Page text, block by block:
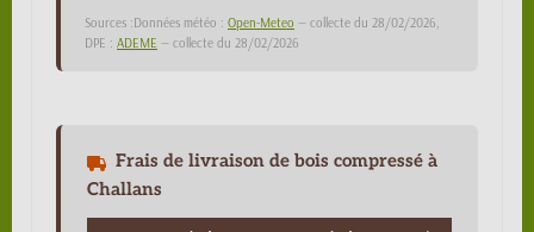
Sources :Données météo : Open-Meteo — collecte du 28/02/2026,
DPE : ADEME — collecte du 28/02/2026
Frais de livraison de bois compressé à
Challans